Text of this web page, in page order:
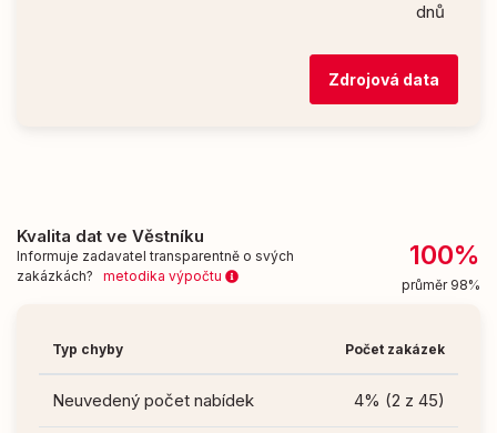
dnů
Zdrojová data
Kvalita dat ve Věstníku
Informuje zadavatel transparentně o svých
zakázkách? metodika výpočtu
100%
průměr 98%
Typ chyby Počet zakázek
Neuvedený počet nabídek 4% (2 z 45)